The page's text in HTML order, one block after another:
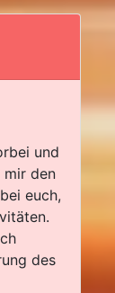
und
mir den
euch,
des